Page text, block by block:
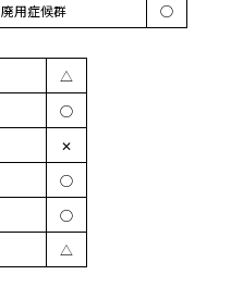
廃用症候群
◯
△
◯
✕
◯
◯
△